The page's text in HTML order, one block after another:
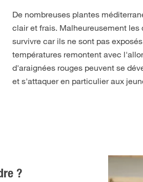
De nombreuses plantes
clair et frais. Malheureusement
survivre car ils ne sont pas
températures remontent avec
d'araignées rouges peuvent se
et s'attaquer en particulier aux
?